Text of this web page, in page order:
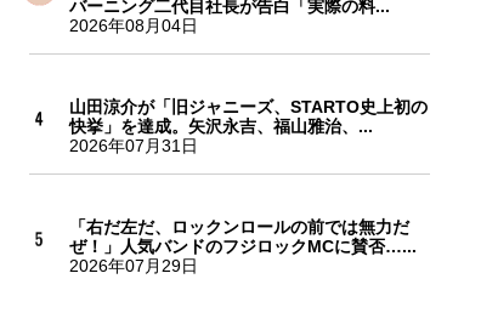
バーニング二代目社長が告白「実際の料...
2026年08月04日
山田涼介が「旧ジャニーズ、STARTO史上初の
快挙」を達成。矢沢永吉、福山雅治、...
2026年07月31日
「右だ左だ、ロックンロールの前では無力だ
ぜ！」人気バンドのフジロックMCに賛否…...
2026年07月29日